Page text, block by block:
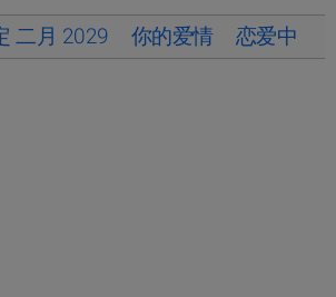
二月 2029 你的爱情 恋爱中